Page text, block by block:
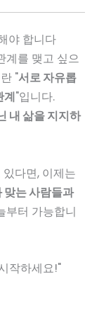
야 합니다
계를 맺고 싶으
"서로 자유롭
계"입니다.
내 삶을 지지하
다면, 이제는
맞는 사람들과
부터 가능합니
작하세요!"